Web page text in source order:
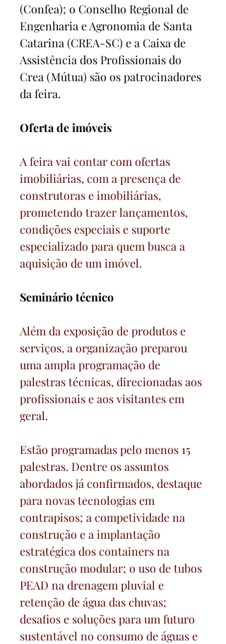
(Confea); o Conselho Regional de
Engenharia e Agronomia de Santa
Catarina (CREA-SC) e a Caixa de
Assistência dos Profissionais do
Crea (Mútua) são os patrocinadores
da feira.
Oferta de imóveis
A feira vai contar com ofertas
imobiliárias, com a presença de
construtoras e imobiliárias,
prometendo trazer lançamentos,
condições especiais e suporte
especializado para quem busca a
aquisição de um imóvel.
Seminário técnico
Além da exposição de produtos e
serviços, a organização preparou
uma ampla programação de
palestras técnicas, direcionadas aos
profissionais e aos visitantes em
geral.
Estão programadas pelo menos 15
palestras. Dentre os assuntos
abordados já confirmados, destaque
para novas tecnologias em
contrapisos; a competividade na
construção e a implantação
estratégica dos containers na
construção modular; o uso de tubos
PEAD na drenagem pluvial e
retenção de água das chuvas;
desafios e soluções para um futuro
sustentável no consumo de águas e